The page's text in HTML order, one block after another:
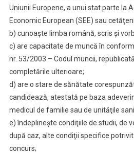
Uniunii Europene, a unui stat parte la
Economic European (SEE) sau
b) cunoaşte limba română, scris şi
c) are capacitate de muncă în
nr. 53/2003 – Codul muncii,
completările ulterioare;
d) are o stare de sănătate
candidează, atestată pe baza
medicul de familie sau de unităţile
e) îndeplineşte condiţiile de studii, de
după caz, alte condiţii specifice
concurs;